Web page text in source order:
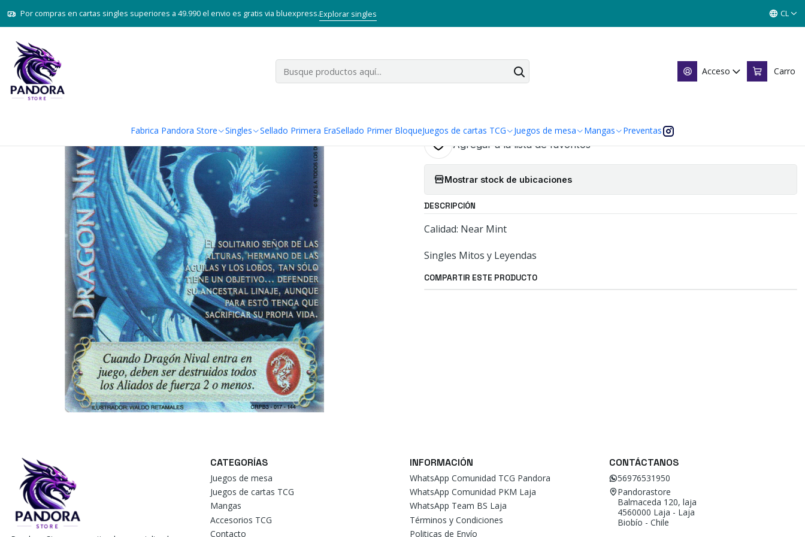
Acceso Carro
Fabrica Pandora Store Singles Sellado Primera EraSellado Primer BloqueJuegos de cartas TCG Juegos de mesa Mangas Preventas
Por compras en cartas singles superiores a 49.990 el envio es gratis via bluexpress.Explorar singles CL
Inicio Juegos de cartas TCG Mitos y Leyendas TCG Singles Primer Bloque MYL
DRAGON NIVAL KIT 3.0 - SINGLES MITOS Y
LEYENDAS
Agregar a la lista de favoritos
Mostrar stock de ubicaciones
DESCRIPCIÓN
Calidad: Near Mint
Singles Mitos y Leyendas
COMPARTIR ESTE PRODUCTO
CATEGORÍAS
Juegos de mesa
Juegos de cartas TCG
Mangas
Accesorios TCG
Contacto
INFORMACIÓN
WhatsApp Comunidad TCG Pandora
WhatsApp Comunidad PKM Laja
WhatsApp Team BS Laja
Términos y Condiciones
Politicas de Envío
CONTÁCTANOS
56976531950
Pandorastore
Balmaceda 120, laja
4560000 Laja - Laja
Biobío - Chile